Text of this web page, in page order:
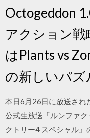
Octogeddon
アクション戦
はPlants vs
の新しいパズ
本日6月26日に放送され
公式生放送「ルンファ
クトリー4 スペシャル』